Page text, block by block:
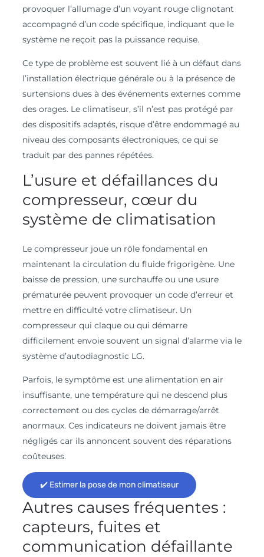
provoquer l’allumage d’un voyant rouge clignotant
accompagné d’un code spécifique, indiquant que le
système ne reçoit pas la puissance requise.
Ce type de problème est souvent lié à un défaut dans
l’installation électrique générale ou à la présence de
surtensions dues à des événements externes comme
des orages. Le climatiseur, s’il n’est pas protégé par
des dispositifs adaptés, risque d’être endommagé au
niveau des composants électroniques, ce qui se
traduit par des pannes répétées.
L’usure et défaillances du
compresseur, cœur du
système de climatisation
Le compresseur joue un rôle fondamental en
maintenant la circulation du fluide frigorigène. Une
baisse de pression, une surchauffe ou une usure
prématurée peuvent provoquer un code d’erreur et
mettre en difficulté votre climatiseur. Un
compresseur qui claque ou qui démarre
difficilement envoie souvent un signal d’alarme via le
système d’autodiagnostic LG.
Parfois, le symptôme est une alimentation en air
insuffisante, une température qui ne descend plus
correctement ou des cycles de démarrage/arrêt
anormaux. Ces indicateurs ne doivent jamais être
négligés car ils annoncent souvent des réparations
coûteuses.
✔️ Estimer la pose de mon climatiseur
Autres causes fréquentes :
capteurs, fuites et
communication défaillante